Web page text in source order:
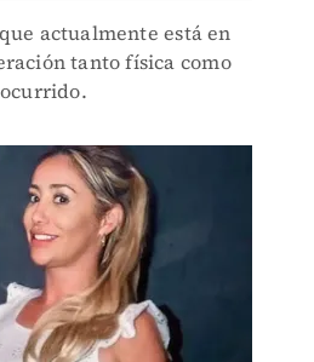
actualmente está en
tanto física como